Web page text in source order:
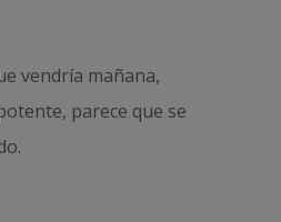
vendría mañana,
parece que se